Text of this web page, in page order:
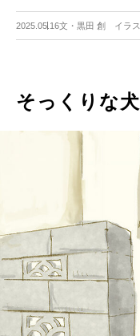
2025.05.16文・黒田 創 イラス
そっくりな